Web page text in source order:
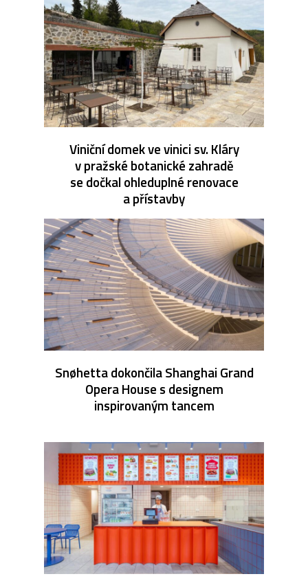
Viniční domek ve vinici sv. Kláry
v pražské botanické zahradě
se dočkal ohleduplné renovace
a přístavby
Snøhetta dokončila Shanghai Grand
Opera House s designem
inspirovaným tancem